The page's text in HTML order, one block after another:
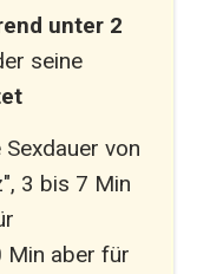
unter 2
seine
Sexdauer von
3 bis 7 Min
Min aber für